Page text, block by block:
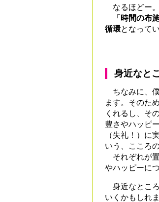
なるほどー。
「時間の布施
循環となって
身近なと
ちなみに、
ます。そのた
くれるし、そ
豊さやハッピ
（失礼！）に
いう、こころ
それぞれが
やハッピーに
身近なとこ
いくかもしれま